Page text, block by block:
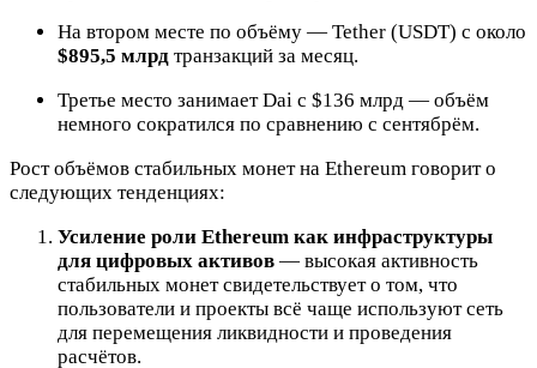
На втором месте по объёму — Tether (USDT) с около
$895,5 млрд транзакций за месяц.
Третье место занимает Dai с $136 млрд — объём
немного сократился по сравнению с сентябрём.
Рост объёмов стабильных монет на Ethereum говорит о
следующих тенденциях:
Усиление роли Ethereum как инфраструктуры
для цифровых активов — высокая активность
стабильных монет свидетельствует о том, что
пользователи и проекты всё чаще используют сеть
для перемещения ликвидности и проведения
расчётов.